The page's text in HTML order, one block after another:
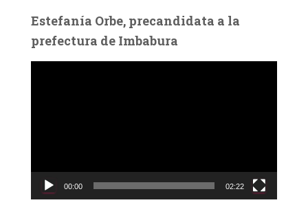
Estefanía Orbe, precandidata a la
prefectura de Imbabura
c
00:00 02:22